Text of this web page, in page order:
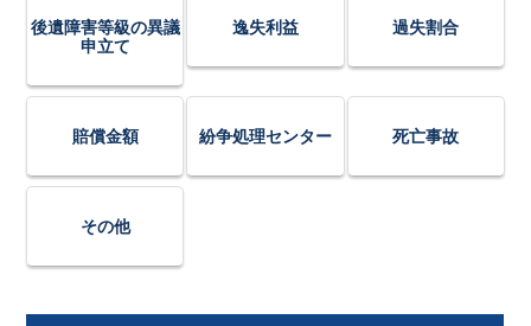
後遺障害等級の異議
申立て
逸失利益 過失割合
賠償金額 紛争処理センター 死亡事故
その他